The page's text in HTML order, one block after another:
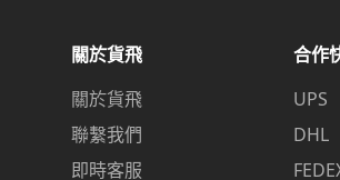
關於貨飛
關於貨飛
聯繫我們
即時客服
合作
UPS
DHL